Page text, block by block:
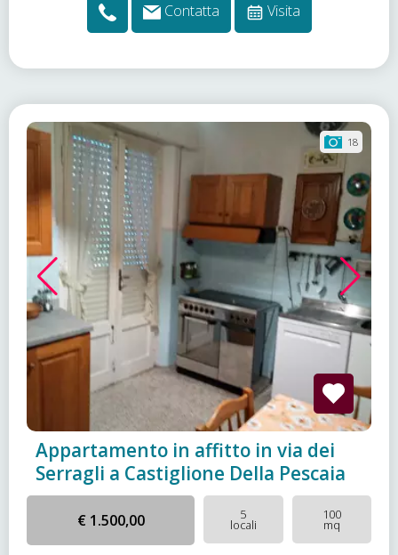
Contatta Visita
18
Appartamento in affitto in via dei
Serragli a Castiglione Della Pescaia
€ 1.500,00 5
locali
100
mq